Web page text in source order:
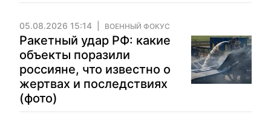
05.08.2026 15:14 ВОЕННЫЙ ФОКУС
Ракетный удар РФ: какие
объекты поразили
россияне, что известно о
жертвах и последствиях
(фото)